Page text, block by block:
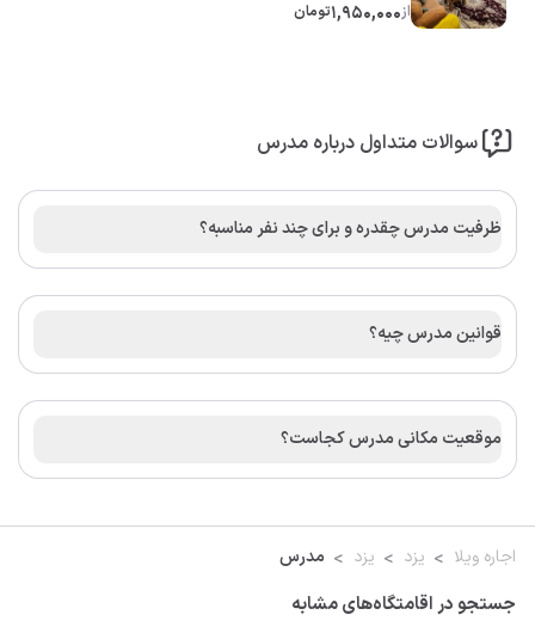
از1,950,000تومان
سوالات متداول درباره مدرس
ظرفیت مدرس چقدره و برای چند نفر مناسبه؟
قوانین مدرس چیه؟
موقعیت مکانی مدرس کجاست؟
اجاره ویلا یزد یزد مدرس
جستجو در اقامتگاه‌های مشابه